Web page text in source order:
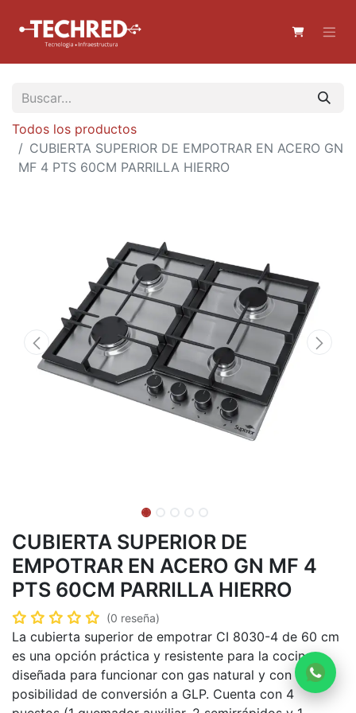
Todos los productos
CUBIERTA SUPERIOR DE EMPOTRAR EN ACERO GN
MF 4 PTS 60CM PARRILLA HIERRO
CUBIERTA SUPERIOR DE
EMPOTRAR EN ACERO GN MF 4
PTS 60CM PARRILLA HIERRO
(0 reseña)
La cubierta superior de empotrar CI 8030-4 de 60 cm
es una opción práctica y resistente para la cocina,
diseñada para funcionar con gas natural y con
posibilidad de conversión a GLP. Cuenta con 4